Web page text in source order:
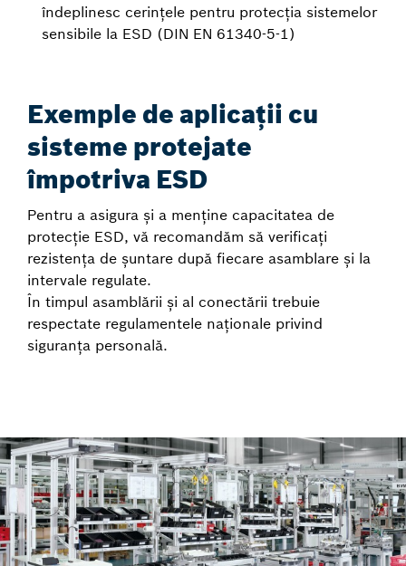
îndeplinesc cerințele pentru protecția sistemelor
sensibile la ESD (DIN EN 61340-5-1)
Exemple de aplicații cu
sisteme protejate
împotriva ESD
Pentru a asigura și a menține capacitatea de
protecție ESD, vă recomandăm să verificați
rezistența de șuntare după fiecare asamblare și la
intervale regulate.
În timpul asamblării și al conectării trebuie
respectate regulamentele naționale privind
siguranța personală.